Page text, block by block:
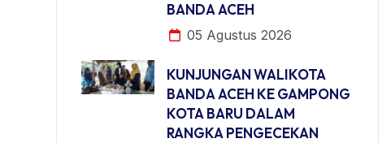
BANDA ACEH
05 Agustus 2026
KUNJUNGAN WALIKOTA
BANDA ACEH KE GAMPONG
KOTA BARU DALAM
RANGKA PENGECEKAN